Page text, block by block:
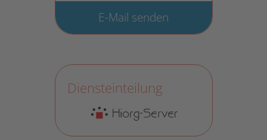
E-Mail senden
Diensteinteilung